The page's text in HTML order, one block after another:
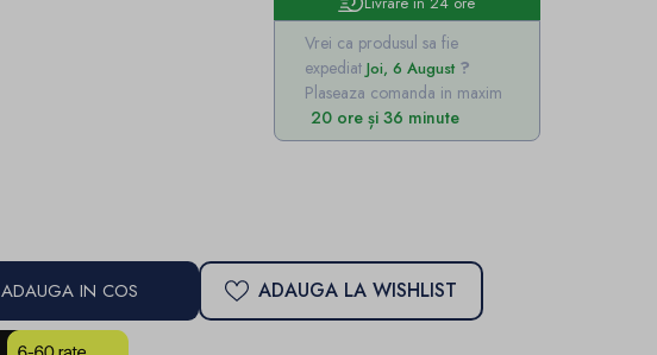
Vrei ca produsul sa fie
expediat Joi, 6 August
Plaseaza comanda in maxim
20 ore și 36 minute
ADAUGA IN COS ADAUGA LA WISHLIST